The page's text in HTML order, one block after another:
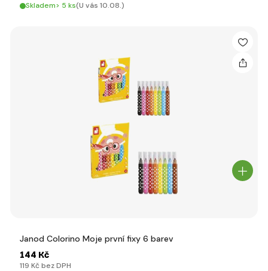
Skladem> 5 ks(U vás 10.08.)
Janod Colorino Moje první fixy 6 barev
144 Kč
119 Kč bez DPH